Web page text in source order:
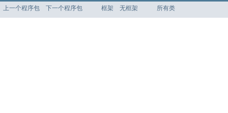
上一个程序包 下一个程序包 框架 无框架 所有类